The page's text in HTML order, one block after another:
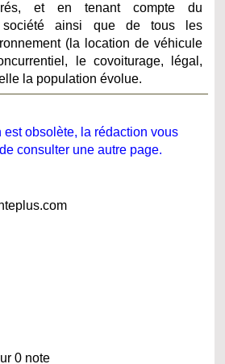
et en tenant compte du
ainsi que de tous les
(la location de véhicule
le covoiturage, légal,
la population évolue.
obsolète, la rédaction vous
consulter une autre page.
0 note